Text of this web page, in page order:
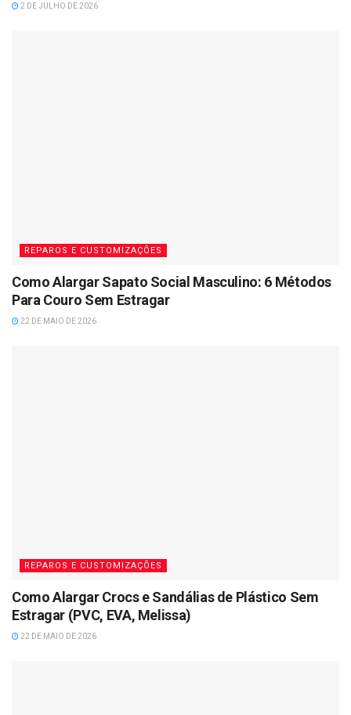
2 DE JULHO DE 2026
REPAROS E CUSTOMIZAÇÕES
Como Alargar Sapato Social Masculino: 6 Métodos
Para Couro Sem Estragar
22 DE MAIO DE 2026
REPAROS E CUSTOMIZAÇÕES
Como Alargar Crocs e Sandálias de Plástico Sem
Estragar (PVC, EVA, Melissa)
22 DE MAIO DE 2026